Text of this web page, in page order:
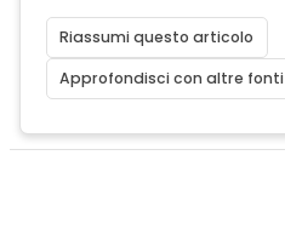
Riassumi questo articolo
Approfondisci con altre fonti